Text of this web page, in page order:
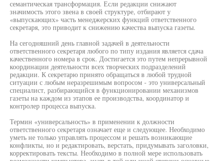
семантическая трансформация. Если редакции снижают
значимость этого звена в своей структуре, отбирают у
«выпускающих» часть менеджерских функций ответственного
секретаря, это приводит к снижению качества выпуска газеты.
На сегодняшний день главной задачей в деятельности
ответственного секретаря любого по типу издания является сдача
качественного номера в срок. Достигается это путем непрерывной
координации деятельности всех творческих подразделений
редакции. К секретарю принято обращаться в любой трудной
ситуации с любым неразрешимым вопросом - это универсальный
специалист, разбирающийся в функционировании механизмов
газеты на каждом из этапов ее производства, координатор и
контролер процесса выпуска.
Термин «универсальность» в применении к должности
ответственного секретаря означает еще и следующее. Необходимо
уметь не только управлять процессом и решать возникающие
конфликты, но и редактировать, верстать, придумывать заголовки,
корректировать тексты. Необходимо в полной мере использовать